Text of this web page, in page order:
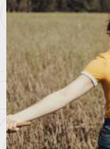
“25 de
autores
INSTAGRAM